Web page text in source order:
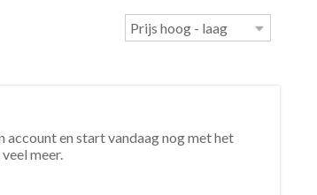
en start vandaag nog met het
meer.